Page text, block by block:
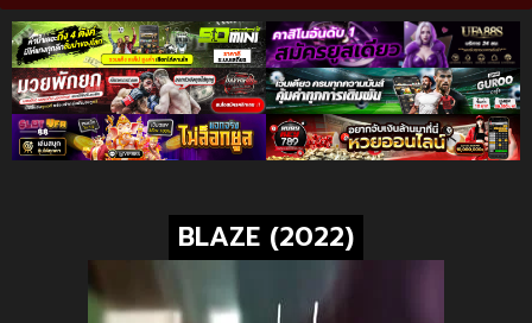
BLAZE (2022)